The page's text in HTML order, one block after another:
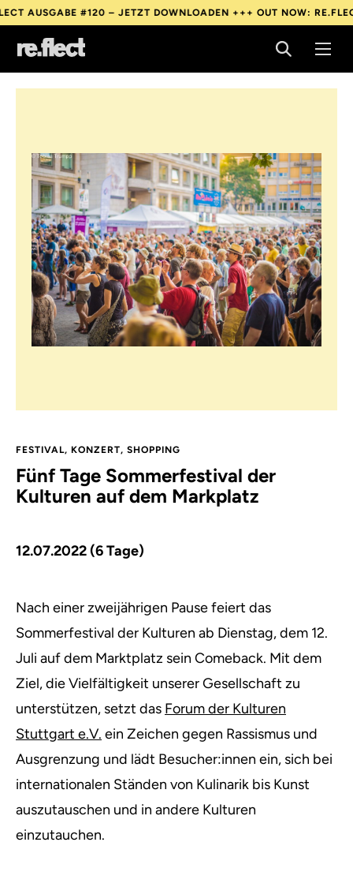
#120 – JETZT DOWNLOADEN +++OUT NOW: RE.FLECT
#120 – JETZT DOWNLOADEN +++
FESTIVAL, KONZERT, SHOPPING
Fünf Tage Sommerfestival der
Kulturen auf dem Markplatz
12.07.2022 (6 Tage)
Nach einer zweijährigen Pause feiert das
Sommerfestival der Kulturen ab Dienstag, dem 12.
Juli auf dem Marktplatz sein Comeback. Mit dem
Ziel, die Vielfältigkeit unserer Gesellschaft zu
unterstützen, setzt das Forum der Kulturen
Stuttgart e.V. ein Zeichen gegen Rassismus und
Ausgrenzung und lädt Besucher:innen ein, sich bei
internationalen Ständen von Kulinarik bis Kunst
auszutauschen und in andere Kulturen
einzutauchen.